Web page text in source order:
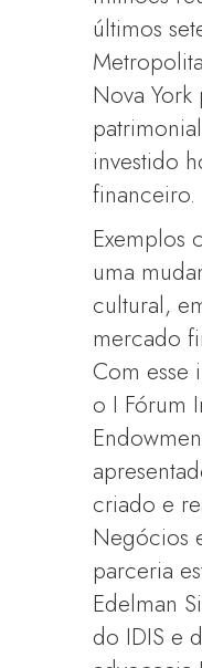
últimos
Nova
investido
financeiro.
Exemplos
uma
cultural,
mercado
Com esse
o I Fórum
criado e
Negócios
parceria
Edelman
do IDIS e